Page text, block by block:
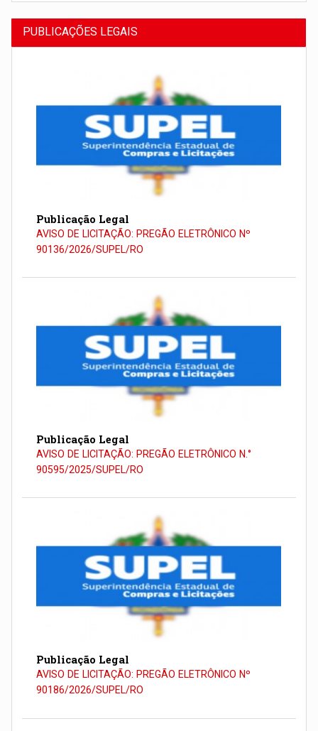
PUBLICAÇÕES LEGAIS
Publicação Legal
AVISO DE LICITAÇÃO: PREGÃO ELETRÔNICO Nº
90136/2026/SUPEL/RO
Publicação Legal
AVISO DE LICITAÇÃO: PREGÃO ELETRÔNICO N.°
90595/2025/SUPEL/RO
Publicação Legal
AVISO DE LICITAÇÃO: PREGÃO ELETRÔNICO Nº
90186/2026/SUPEL/RO